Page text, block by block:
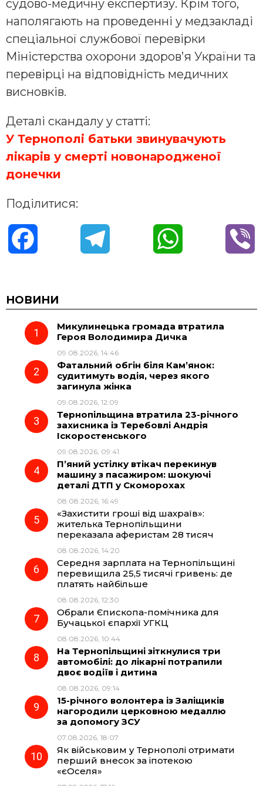
судово-медичну експертизу. Крім того,
наполягають на проведенні у медзакладі
спеціальної службової перевірки
Міністерства охорони здоров’я України та
перевірці на відповідність медичних
висновків.
Деталі скандалу у статті:
У Тернополі батьки звинувачують
лікарів у смерті новонародженої
донечки
Поділитися:
c
e
o
o
e
g
r
a
t
p
НОВИНИ
Микулинецька громада втратила
Героя Володимира Дичка
09.08.2026, 14:46
Фатальний обгін біля Кам’янок:
судитимуть водія, через якого
загинула жінка
09.08.2026, 12:09
Тернопільщина втратила 23-річного
захисника із Теребовлі Андрія
Іскоростенського
09.08.2026, 09:41
П’яний устілку втікач перекинув
машину з пасажиром: шокуючі
деталі ДТП у Скоморохах
08.08.2026, 16:49
«Захистити гроші від шахраїв»:
жителька Тернопільщини
переказала аферистам 28 тисяч
08.08.2026, 14:20
Середня зарплата на Тернопільщині
перевищила 25,5 тисячі гривень: де
платять найбільше
08.08.2026, 12:30
Обрали Єпископа-помічника для
Бучацької єпархії УГКЦ
08.08.2026, 10:44
На Тернопільщині зіткнулися три
автомобілі: до лікарні потрапили
двоє водіїв і дитина
08.08.2026, 09:14
15-річного волонтера із Заліщиків
нагородили церковною медаллю
за допомогу ЗСУ
07.08.2026, 18:07
Як військовим у Тернополі отримати
перший внесок за іпотекою
«єОселя»